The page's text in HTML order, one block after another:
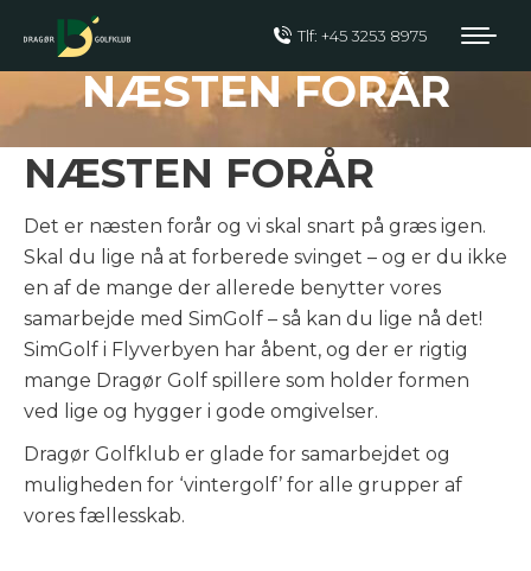
Tlf: +45 3253 8975
NÆSTEN FORÅR
NÆSTEN FORÅR
Det er næsten forår og vi skal snart på græs igen.
Skal du lige nå at forberede svinget – og er du ikke
en af de mange der allerede benytter vores
samarbejde med SimGolf – så kan du lige nå det!
SimGolf i Flyverbyen har åbent, og der er rigtig
mange Dragør Golf spillere som holder formen
ved lige og hygger i gode omgivelser.
Dragør Golfklub er glade for samarbejdet og
muligheden for ‘vintergolf’ for alle grupper af
vores fællesskab.